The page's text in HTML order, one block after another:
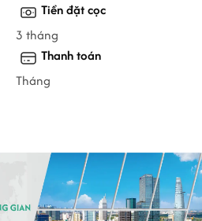
Tiền đặt cọc
3 tháng
Thanh toán
Tháng